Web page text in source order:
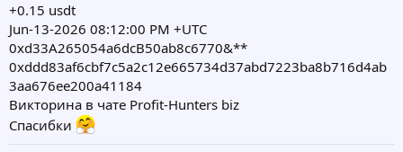
+0.15 usdt
Jun-13-2026 08:12:00 PM +UTC
0xd33A265054a6dcB50ab8c6770&**
0xddd83af6cbf7c5a2c12e665734d37abd7223ba8b716d4ab
3aa676ee200a41184
Викторина в чате Profit-Hunters biz
Спасибки